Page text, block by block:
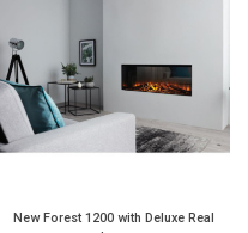
New Forest 1200 with Deluxe Real